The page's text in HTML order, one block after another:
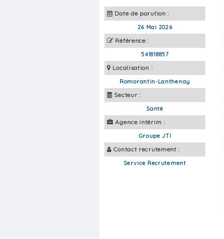
Date de parution :
26 Mai 2026
Référence :
541818857
Localisation :
Romorantin-Lanthenay
Secteur :
Santé
Agence intérim :
Groupe JTI
Contact recrutement :
Service Recrutement